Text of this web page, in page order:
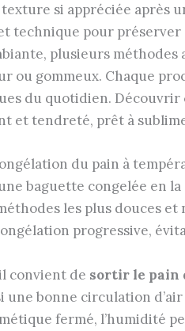
si appréciée après
technique pour
plusieurs
ou gommeux. Chaque
du quotidien.
et tendreté, prêt à
du pain à
baguette congelée en
les plus douces
progressive,
convient de sortir le pain
une bonne circulation
fermé, l’humidité